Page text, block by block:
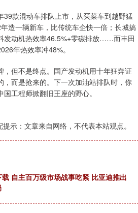
39款混动车排队上市，从买菜车到越野猛
造一辆新车，比传统车企快一倍；长城搞
发动机热效率46.5%+零碳排放……而丰田
年热效率冲48%。
，但不是终点。国产发动机用十年狂奔证
而是抢来的。下一次加油站排队时，你
工程师掀翻旧王座的野心。
示：文章来自网络，不代表本站观点。
自主百万级市场战事吃紧 比亚迪推出